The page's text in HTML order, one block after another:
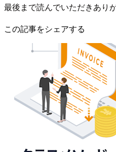
最後まで読んでいただきあり
この記事をシェアする